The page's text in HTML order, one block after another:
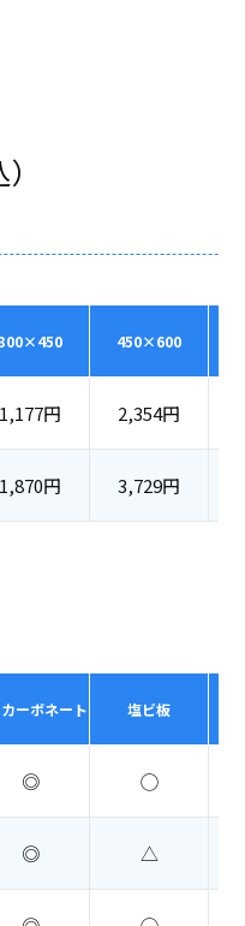
450×600
1,177円 2,354円
1,870円 3,729円
ーボネート 塩ビ板
◎ ◯
◎ △